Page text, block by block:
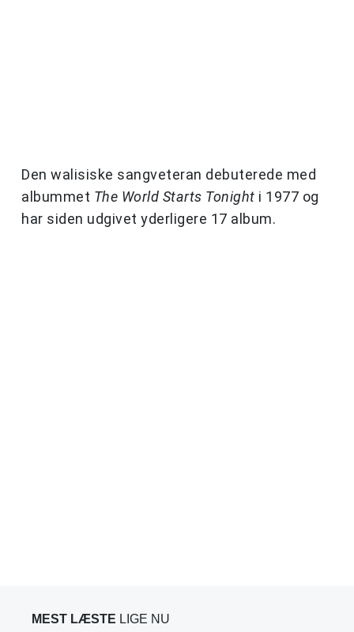
Den walisiske sangveteran debuterede med
albummet The World Starts Tonight i 1977 og
har siden udgivet yderligere 17 album.
MEST LÆSTE LIGE NU